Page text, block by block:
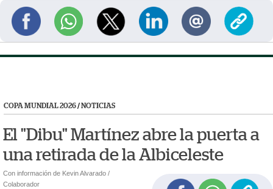
COPA MUNDIAL 2026/NOTICIAS
El "Dibu" Martínez abre la puerta a
una retirada de la Albiceleste
Con información de Kevin Alvarado /
Colaborador